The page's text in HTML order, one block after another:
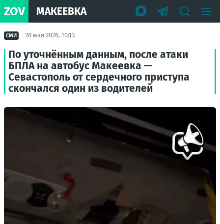
ZOV МАКЕЕВКА
СМИ 28 мая 2026, 10:13
По уточнённым данным, после атаки
БПЛА на автобус Макеевка —
Севастополь от сердечного приступа
скончался один из водителей